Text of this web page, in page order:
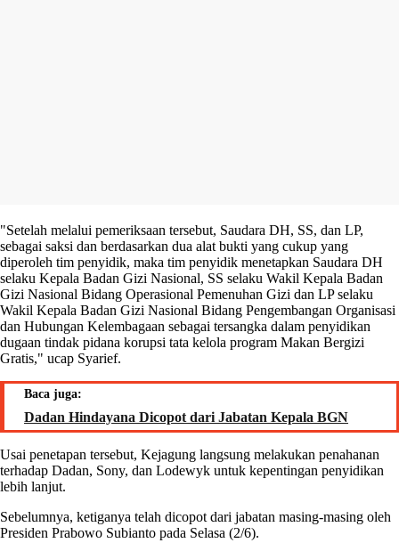
"Setelah melalui pemeriksaan tersebut, Saudara DH, SS, dan LP,
sebagai saksi dan berdasarkan dua alat bukti yang cukup yang
diperoleh tim penyidik, maka tim penyidik menetapkan Saudara DH
selaku Kepala Badan Gizi Nasional, SS selaku Wakil Kepala Badan
Gizi Nasional Bidang Operasional Pemenuhan Gizi dan LP selaku
Wakil Kepala Badan Gizi Nasional Bidang Pengembangan Organisasi
dan Hubungan Kelembagaan sebagai tersangka dalam penyidikan
dugaan tindak pidana korupsi tata kelola program Makan Bergizi
Gratis," ucap Syarief.
Baca juga:
Dadan Hindayana Dicopot dari Jabatan Kepala BGN
Usai penetapan tersebut, Kejagung langsung melakukan penahanan
terhadap Dadan, Sony, dan Lodewyk untuk kepentingan penyidikan
lebih lanjut.
Sebelumnya, ketiganya telah dicopot dari jabatan masing-masing oleh
Presiden Prabowo Subianto pada Selasa (2/6).